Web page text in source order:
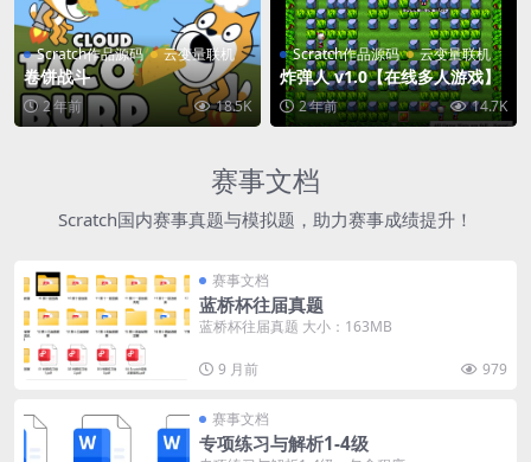
Scratch作品源码 云变量联机
卷饼战斗
2 年前 18.5K
Scratch作品源码 云变量联机
炸弹人 v1.0【在线多人游戏】
2 年前 14.7K
赛事文档
Scratch国内赛事真题与模拟题，助力赛事成绩提升！
赛事文档
蓝桥杯往届真题
蓝桥杯往届真题 大小：163MB
9 月前 979
赛事文档
专项练习与解析1-4级